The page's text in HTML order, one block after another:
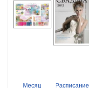
Месяц
Расписание